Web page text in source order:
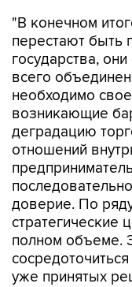
"В конечном
перестают быть
государства,
всего
необходимо
возникающие
деградацию
отношений
доверие. По
стратегические
полном объеме.
уже принятых